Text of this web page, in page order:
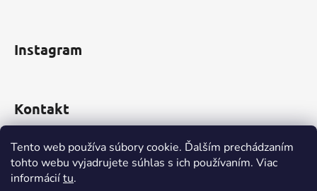
Tento web používa súbory cookie. Ďalším prechádzaním
tohto webu vyjadrujete súhlas s ich používaním. Viac
informáciítu.
Instagram
Kontakt
obchod@incomp.sk
0910 999 552